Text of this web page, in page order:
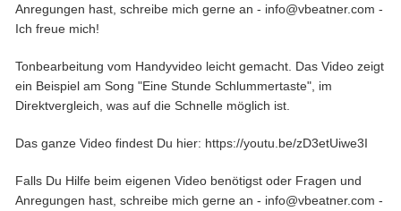
Anregungen hast, schreibe mich gerne an - info@vbeatner.com -
Ich freue mich!
Tonbearbeitung vom Handyvideo leicht gemacht. Das Video zeigt
ein Beispiel am Song "Eine Stunde Schlummertaste", im
Direktvergleich, was auf die Schnelle möglich ist.
Das ganze Video findest Du hier: https://youtu.be/zD3etUiwe3I
Falls Du Hilfe beim eigenen Video benötigst oder Fragen und
Anregungen hast, schreibe mich gerne an - info@vbeatner.com -